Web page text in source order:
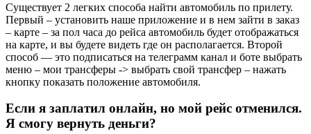
Существует 2 легких способа найти автомобиль по прилету.
Первый – установить наше приложение и в нем зайти в заказ
– карте – за пол часа до рейса автомобиль будет отображаться
на карте, и вы будете видеть где он располагается. Второй
способ — это подписаться на телеграмм канал и боте выбрать
меню – мои трансферы -> выбрать свой трансфер – нажать
кнопку показать положение автомобиля.
Если я заплатил онлайн, но мой рейс отменился.
Я смогу вернуть деньги?